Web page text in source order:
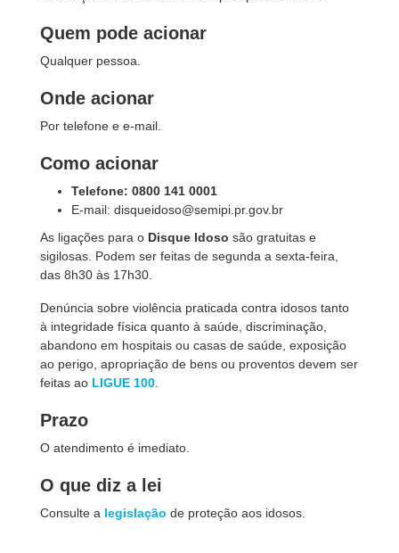
Quem pode acionar
Qualquer pessoa.
Onde acionar
Por telefone e e-mail.
Como acionar
Telefone: 0800 141 0001
E-mail: disqueidoso@semipi.pr.gov.br
As ligações para o Disque Idoso são gratuitas e
sigilosas. Podem ser feitas de segunda a sexta-feira,
das 8h30 às 17h30.
Denúncia sobre violência praticada contra idosos tanto
à integridade física quanto à saúde, discriminação,
abandono em hospitais ou casas de saúde, exposição
ao perigo, apropriação de bens ou proventos devem ser
feitas ao LIGUE 100
Prazo
O atendimento é imediato.
O que diz a lei
Consulte a legislação de proteção aos idosos.